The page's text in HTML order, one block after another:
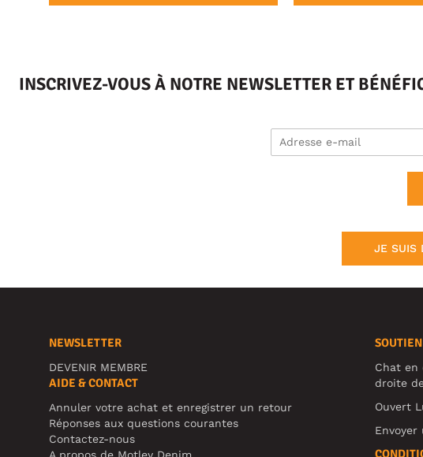
INSCRIVEZ-VOUS À NOTRE NEWSLETTER ET
JE SUIS
NEWSLETTER
DEVENIR MEMBRE
AIDE & CONTACT
Annuler votre achat et enregistrer un retour
Réponses aux questions courantes
Contactez-nous
Chat en
droite
Ouvert